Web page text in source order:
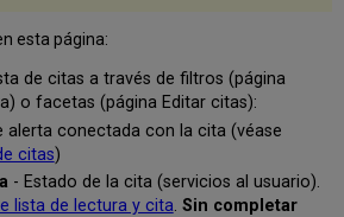
esta página:
de citas a través de filtros (página
o facetas (página Editar citas):
alerta conectada con la cita (véase
citas)
- Estado de la cita (servicios al usuario).
lista de lectura y cita. Sin completar